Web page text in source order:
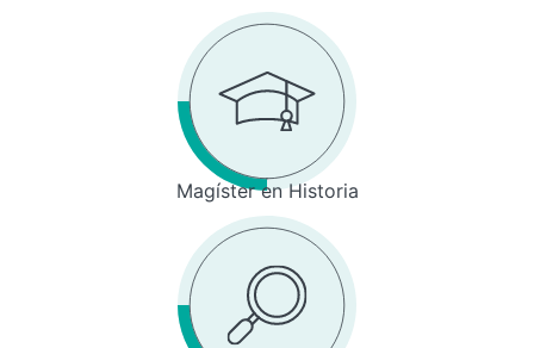
Magíster en Historia